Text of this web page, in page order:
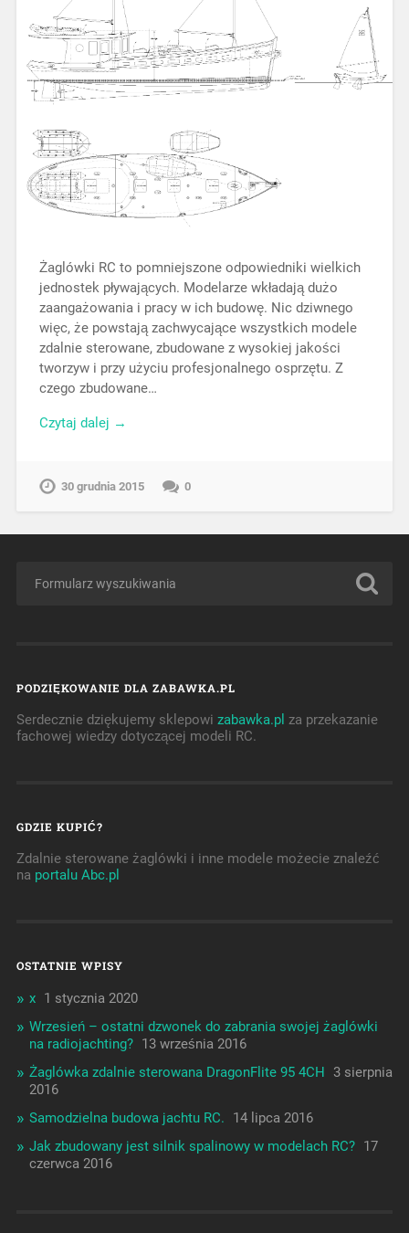
Żaglówki RC to pomniejszone odpowiedniki wielkich
jednostek pływających. Modelarze wkładają dużo
zaangażowania i pracy w ich budowę. Nic dziwnego
więc, że powstają zachwycające wszystkich modele
zdalnie sterowane, zbudowane z wysokiej jakości
tworzyw i przy użyciu profesjonalnego osprzętu. Z
czego zbudowane…
Czytaj dalej →
30 grudnia 2015 0
PODZIĘKOWANIE DLA ZABAWKA.PL
Serdecznie dziękujemy sklepowi zabawka.pl za przekazanie
fachowej wiedzy dotyczącej modeli RC.
GDZIE KUPIĆ?
Zdalnie sterowane żaglówki i inne modele możecie znaleźć
na portalu Abc.pl
OSTATNIE WPISY
x 1 stycznia 2020
Wrzesień – ostatni dzwonek do zabrania swojej żaglówki
na radiojachting? 13 września 2016
Żaglówka zdalnie sterowana DragonFlite 95 4CH
3 sierpnia
2016
Samodzielna budowa jachtu RC.
14 lipca 2016
Jak zbudowany jest silnik spalinowy w modelach RC? 17
czerwca 2016